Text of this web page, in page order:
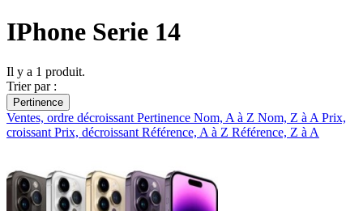
IPhone Serie 14
Il y a 1 produit.
Trier par :
Pertinence
Ventes, ordre décroissant Pertinence Nom, A à Z Nom, Z à A Prix,
croissant Prix, décroissant Référence, A à Z Référence, Z à A